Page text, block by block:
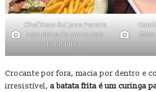
Chef Zona Sul Jane Pereira
com prato de carne com
batata-frita.
Crocante por fora, macia por dentro e
irresistível,a batata frita é um curinga